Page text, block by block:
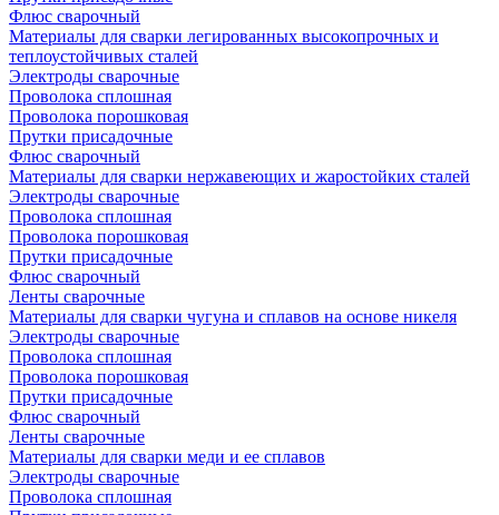
Флюс сварочный
Материалы для сварки легированных высокопрочных и
теплоустойчивых сталей
Электроды сварочные
Проволока сплошная
Проволока порошковая
Прутки присадочные
Флюс сварочный
Материалы для сварки нержавеющих и жаростойких сталей
Электроды сварочные
Проволока сплошная
Проволока порошковая
Прутки присадочные
Флюс сварочный
Ленты сварочные
Материалы для сварки чугуна и сплавов на основе никеля
Электроды сварочные
Проволока сплошная
Проволока порошковая
Прутки присадочные
Флюс сварочный
Ленты сварочные
Материалы для сварки меди и ее сплавов
Электроды сварочные
Проволока сплошная